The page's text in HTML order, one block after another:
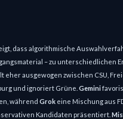
dass algorithmische
– zu unterschiedlichen
eher ausgewogen zwischen CSU,
und ignoriert Grüne. Gemini
während Grok eine Mischung aus
Kandidaten präsentiert.